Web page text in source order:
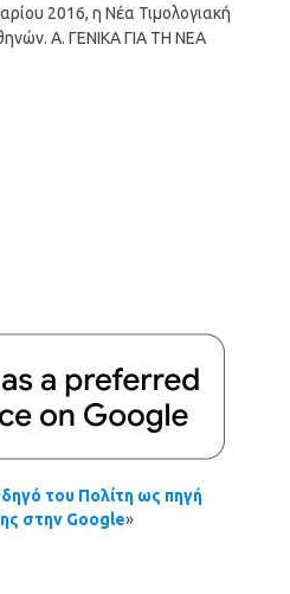
2016, η Νέα Τιμολογιακή
A. ΓΕΝΙΚΑ ΓΙΑ ΤΗ ΝΕΑ
του Πολίτη ως πηγή
στην Google»